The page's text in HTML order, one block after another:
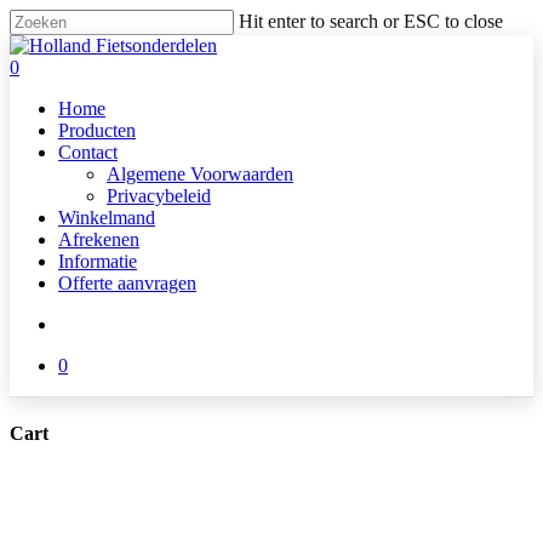
Skip
to
main
Hit enter to search or ESC to close
Close
Search
search
0
Home
Producten
Contact
Algemene Voorwaarden
Privacybeleid
Winkelmand
Afrekenen
Informatie
Offerte aanvragen
0
Cart